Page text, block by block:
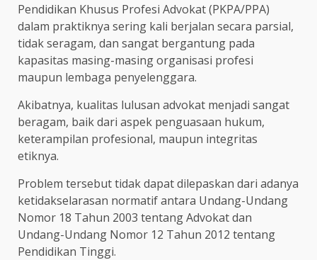
Pendidikan Khusus Profesi Advokat (PKPA/PPA)
dalam praktiknya sering kali berjalan secara parsial,
tidak seragam, dan sangat bergantung pada
kapasitas masing-masing organisasi profesi
maupun lembaga penyelenggara.
Akibatnya, kualitas lulusan advokat menjadi sangat
beragam, baik dari aspek penguasaan hukum,
keterampilan profesional, maupun integritas
etiknya.
Problem tersebut tidak dapat dilepaskan dari adanya
ketidakselarasan normatif antara Undang-Undang
Nomor 18 Tahun 2003 tentang Advokat dan
Undang-Undang Nomor 12 Tahun 2012 tentang
Pendidikan Tinggi.